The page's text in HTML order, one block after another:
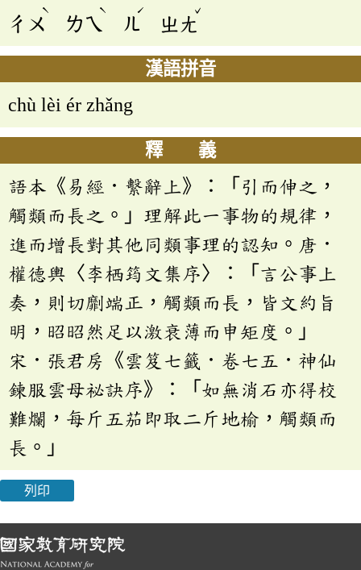
ㄔㄨ
ˋ
ㄌㄟ
ˋ
ㄦ
ˊ
ㄓㄤ
ˇ
漢語拼音
chù lèi ér zhǎng
釋 義
語本《易經．繫辭上》：「引而伸之，
觸類而長之。」理解此一事物的規律，
進而增長對其他同類事理的認知。唐．
權德輿〈李栖筠文集序〉：「言公事上
奏，則切劘端正，觸類而長，皆文約旨
明，昭昭然足以激衰薄而申矩度。」
宋．張君房《雲笈七籤．卷七五．神仙
鍊服雲母祕訣序》：「如無消石亦得校
難爛，每斤五茄即取二斤地榆，觸類而
長。」
列印